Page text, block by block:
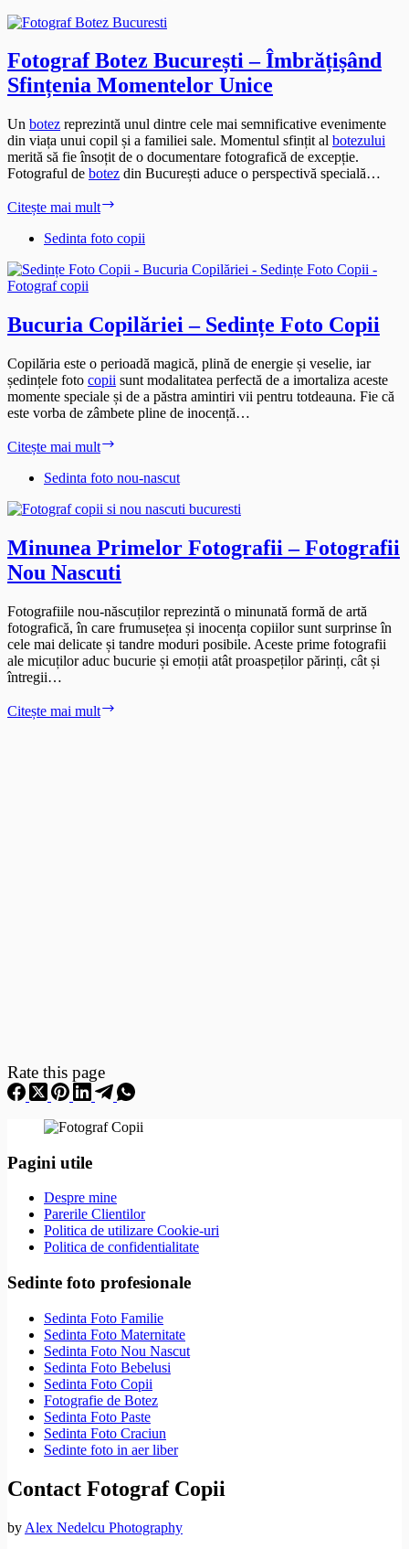
Fotograf Botez București – Îmbrățișând
Sfințenia Momentelor Unice
Un botez reprezintă unul dintre cele mai semnificative evenimente
din viața unui copil și a familiei sale. Momentul sfințit al botezului
merită să fie însoțit de o documentare fotografică de excepție.
Fotograful de botez din București aduce o perspectivă specială…
Citește mai mult
București
Îmbrățișând
Unice
Sedinta foto copii
Bucuria Copilăriei – Sedințe Foto Copii
Copilăria este o perioadă magică, plină de energie și veselie, iar
ședințele foto copii sunt modalitatea perfectă de a imortaliza aceste
momente speciale și de a păstra amintiri vii pentru totdeauna. Fie că
este vorba de zâmbete pline de inocență…
Citește mai mult
–
Foto
Sedinta foto nou-nascut
Minunea Primelor Fotografii – Fotografii
Nou Nascuti
Fotografiile nou-născuților reprezintă o minunată formă de artă
fotografică, în care frumusețea și inocența copiilor sunt surprinse în
cele mai delicate și tandre moduri posibile. Aceste prime fotografii
ale micuților aduc bucurie și emoții atât proaspeților părinți, cât și
întregii…
Citește mai mult
Rate this page
Pagini utile
Despre mine
Parerile Clientilor
Politica de utilizare Cookie-uri
Politica de confidentialitate
Sedinte foto profesionale
Sedinta Foto Familie
Sedinta Foto Maternitate
Sedinta Foto Nou Nascut
Sedinta Foto Bebelusi
Sedinta Foto Copii
Fotografie de Botez
Sedinta Foto Paste
Sedinta Foto Craciun
Sedinte foto in aer liber
Contact Fotograf Copii
by Alex Nedelcu Photography